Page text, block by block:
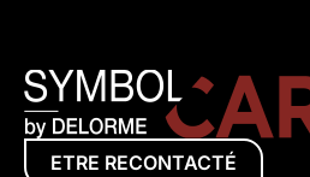
ETRE RECONTACTÉ